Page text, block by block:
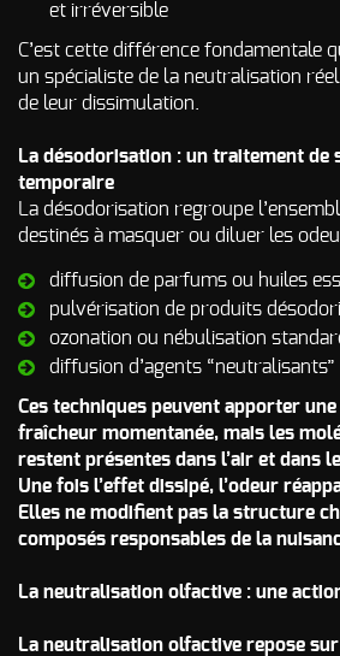
et irréversible
C’est cette différence fondamentale
un spécialiste de la neutralisation
de leur dissimulation.
La désodorisation : un traitement de
temporaire
La désodorisation regroupe
destinés à masquer ou diluer les
diffusion de parfums ou huiles
pulvérisation de produits
ozonation ou nébulisation
diffusion d’agents “neutralisants”
Ces techniques peuvent apporter
fraîcheur momentanée, mais les
restent présentes dans l’air et dans
Une fois l’effet dissipé, l’odeur
Elles ne modifient pas la structure
composés responsables de la
La neutralisation olfactive : une
La neutralisation olfactive repose